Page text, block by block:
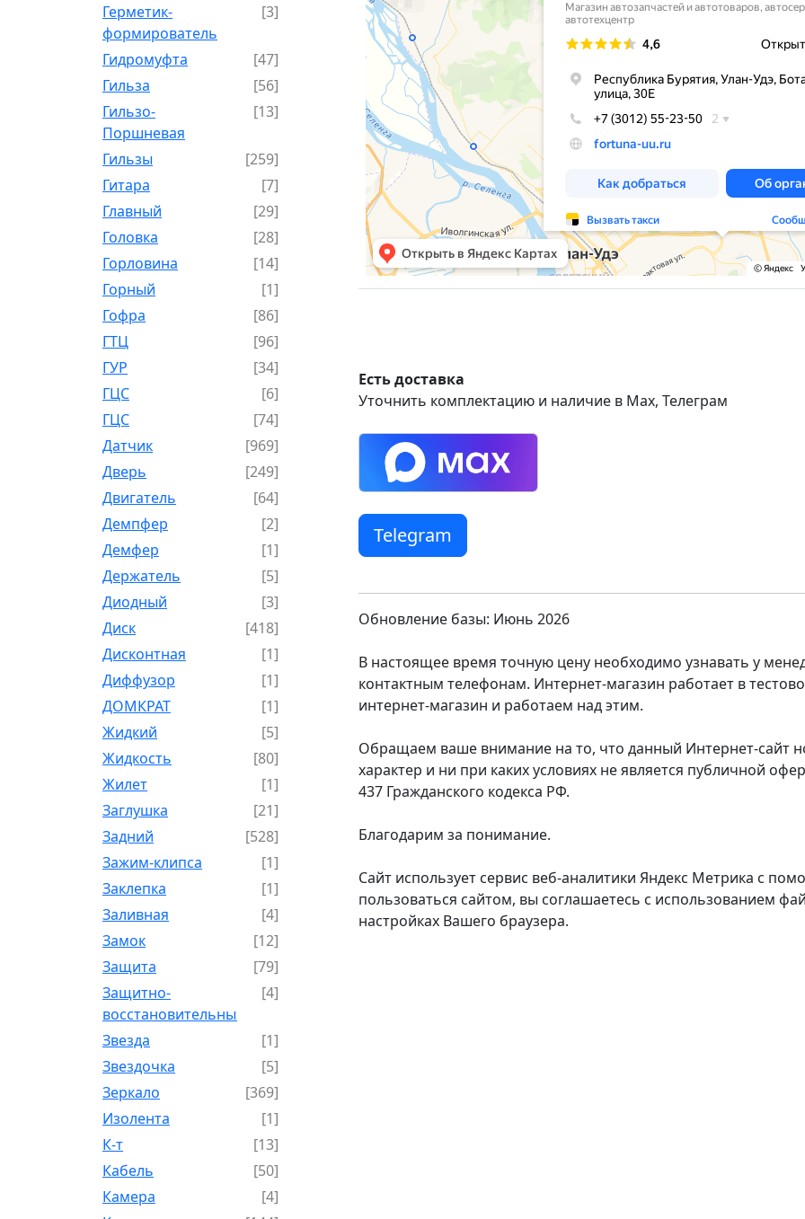
Герметик-
формирователь
[3]
Гидромуфта
[47]
Гильза
[56]
Гильзо-
Поршневая
[13]
Гильзы
[259]
Гитара
[7]
Главный
[29]
Головка
[28]
Горловина
[14]
Горный
[1]
Гофра
[86]
ГТЦ
[96]
ГУР
[34]
ГЦC
[6]
ГЦС
[74]
Датчик
[969]
Дверь
[249]
Двигатель
[64]
Демпфер
[2]
Демфер
[1]
Держатель
[5]
Диодный
[3]
Диск
[418]
Дисконтная
[1]
Диффузор
[1]
ДОМКРАТ
[1]
Жидкий
[5]
Жидкость
[80]
Жилет
[1]
Заглушка
[21]
Задний
[528]
Зажим-клипса
[1]
Заклепка
[1]
Заливная
[4]
Замок
[12]
Защита
[79]
Защитно-
восстановительный
[4]
Звезда
[1]
Звездочка
[5]
Зеркало
[369]
Изолента
[1]
К-т
[13]
Кабель
[50]
Камера
[4]
Есть доставка
Уточнить комплектацию и наличие в Max, Телеграм
Telegram
Обновление базы: Июнь 2026
В настоящее время точную цену необходимо узнавать у
контактным телефонам. Интернет-магазин работает в
интернет-магазин и работаем над этим.
Обращаем ваше внимание на то, что данный Интернет-сайт
характер и ни при каких условиях не является публичной
437 Гражданского кодекса РФ.
Благодарим за понимание.
Сайт использует сервис веб-аналитики Яндекс Метрика с
пользоваться сайтом, вы соглашаетесь с использованием
настройках Вашего браузера.